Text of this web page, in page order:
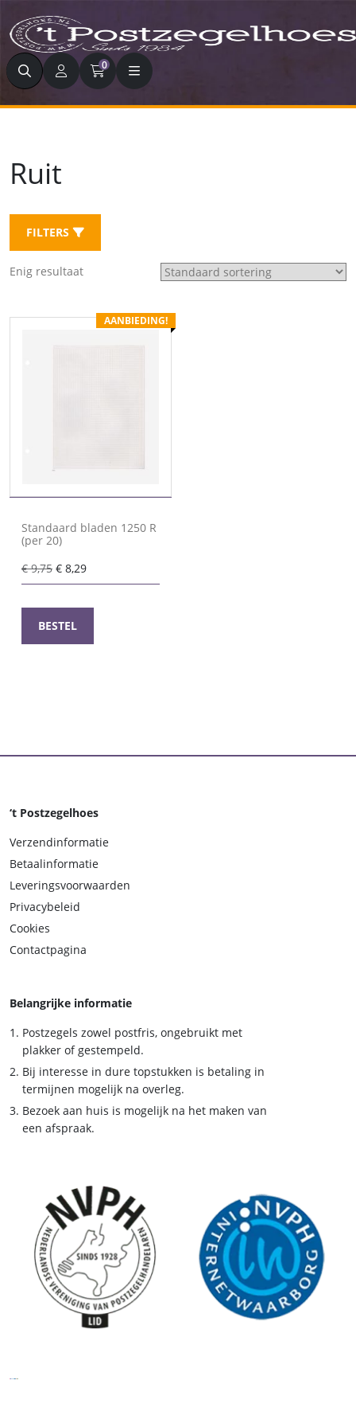
Zoeken 0
Ruit
FILTERS
Enig resultaat
AANBIEDING!
Standaard bladen 1250 R
(per 20)
€9,75 Oorspronkelijke
prijs
€ 9,75.
€ 8,29Huidige
prijs
BESTEL
‘t Postzegelhoes
Verzendinformatie
Betaalinformatie
Leveringsvoorwaarden
Privacybeleid
Cookies
Contactpagina
Belangrijke informatie
Postzegels zowel postfris, ongebruikt met
plakker of gestempeld.
Bij interesse in dure topstukken is betaling in
termijnen mogelijk na overleg.
Bezoek aan huis is mogelijk na het maken van
een afspraak.